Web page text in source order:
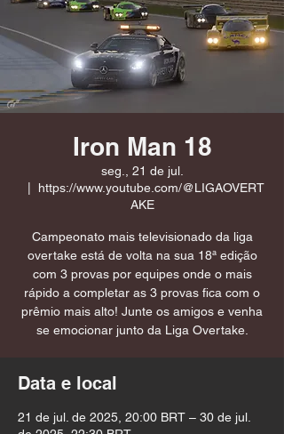
Iron Man 18
seg., 21 de jul.
https://www.youtube.com/@LIGAOVERT
AKE
Campeonato mais televisionado da liga
overtake está de volta na sua 18ª edição
com 3 provas por equipes onde o mais
rápido a completar as 3 provas fica com o
prêmio mais alto! Junte os amigos e venha
se emocionar junto da Liga Overtake.
Data e local
21 de jul. de 2025, 20:00 BRT – 30 de jul.